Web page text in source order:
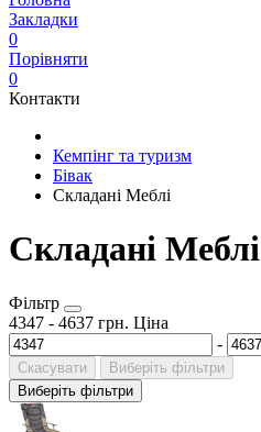
Закладки
0
Порівняти
0
Контакти
Кемпінг та туризм
Бівак
Складані Меблі
Складані Меблі
Фільтр
4347 - 4637 грн. Ціна
-
Скасувати
Виберіть фільтри
Виберіть фільтри